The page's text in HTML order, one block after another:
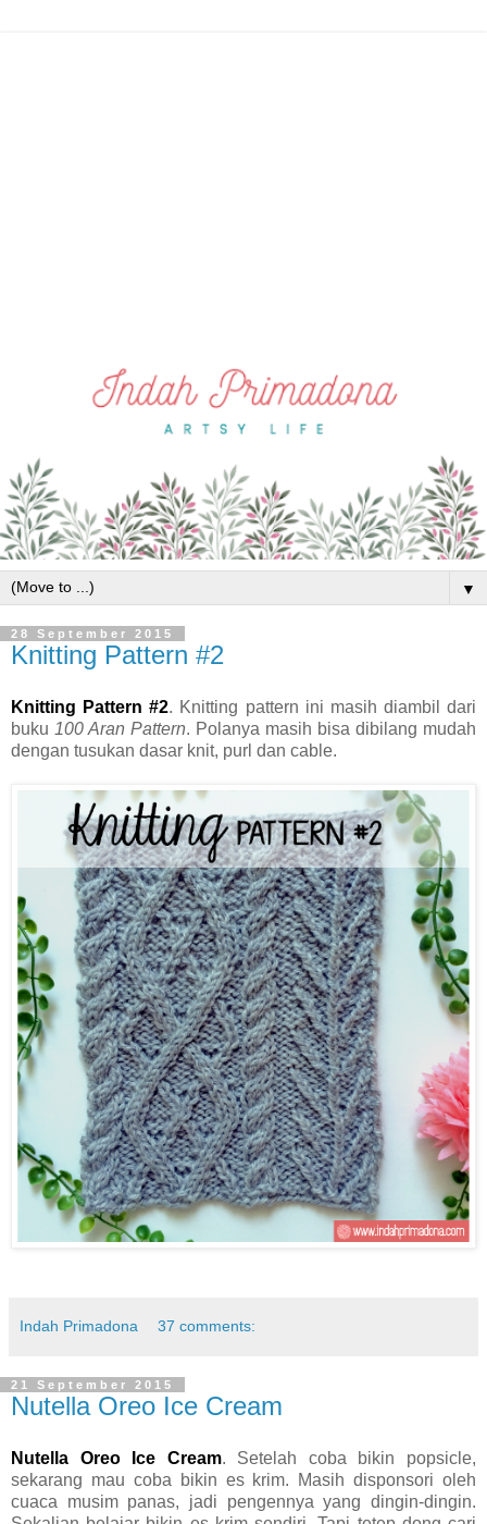
▼
28 September 2015
Knitting Pattern #2
Knitting Pattern #2. Knitting pattern ini masih diambil dari
buku 100 Aran Pattern. Polanya masih bisa dibilang mudah
dengan tusukan dasar knit, purl dan cable.
Indah Primadona 37 comments:
21 September 2015
Nutella Oreo Ice Cream
Nutella Oreo Ice Cream. Setelah coba bikin popsicle,
sekarang mau coba bikin es krim. Masih disponsori oleh
cuaca musim panas, jadi pengennya yang dingin-dingin.